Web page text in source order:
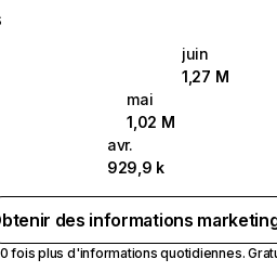
juin
1,27 M
mai
1,02 M
avr.
929,9 k
des informations
fois plus d'informations quotidiennes.